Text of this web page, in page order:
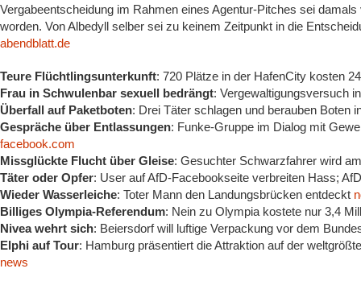
Vergabeentscheidung im Rahmen eines Agentur-Pitches sei
worden. Von Albedyll selber sei zu keinem Zeitpunkt in die
abendblatt.de
Teure Flüchtlingsunterkunft: 720 Plätze in der HafenCity kosten
Frau in Schwulenbar sexuell bedrängt: Vergewaltigungsversuch
Überfall auf Paketboten: Drei Täter schlagen und berauben Boten
Gespräche über Entlassungen: Funke-Gruppe im Dialog mit
facebook.com
Missglückte Flucht über Gleise: Gesuchter Schwarzfahrer wird
Täter oder Opfer: User auf AfD-Facebookseite verbreiten Hass;
Wieder Wasserleiche: Toter Mann den Landungsbrücken entdeckt
Billiges Olympia-Referendum: Nein zu Olympia kostete nur 3,4
Nivea wehrt sich: Beiersdorf will luftige Verpackung vor dem
Elphi auf Tour: Hamburg präsentiert die Attraktion auf der
news